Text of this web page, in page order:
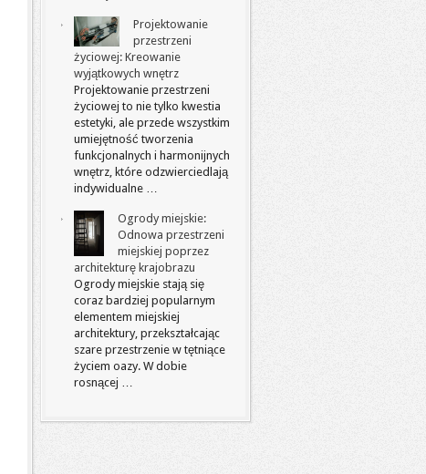
Projektowanie
przestrzeni
życiowej: Kreowanie
wyjątkowych wnętrz
Projektowanie przestrzeni
życiowej to nie tylko kwestia
estetyki, ale przede wszystkim
umiejętność tworzenia
funkcjonalnych i harmonijnych
wnętrz, które odzwierciedlają
indywidualne …
Ogrody miejskie:
Odnowa przestrzeni
miejskiej poprzez
architekturę krajobrazu
Ogrody miejskie stają się
coraz bardziej popularnym
elementem miejskiej
architektury, przekształcając
szare przestrzenie w tętniące
życiem oazy. W dobie
rosnącej …